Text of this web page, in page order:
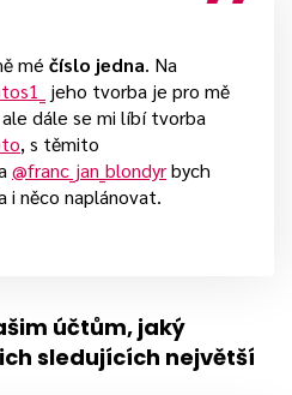
mé číslo jedna. Na
jeho tvorba je pro mě
dále se mi líbí tvorba
, s těmito
@franc_jan_blondyrbych
i něco naplánovat.
účtům, jaký
sledujících největší